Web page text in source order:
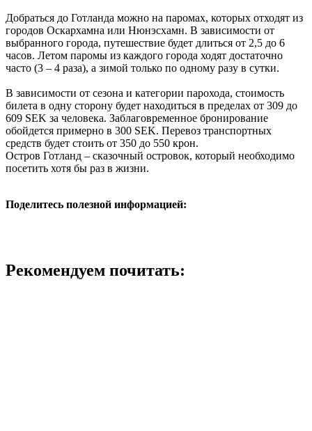
Добраться до Готланда можно на паромах, которых отходят из
городов Оскархамна или Нюнэсхамн. В зависимости от
выбранного города, путешествие будет длиться от 2,5 до 6
часов. Летом паромы из каждого города ходят достаточно
часто (3 – 4 раза), а зимой только по одному разу в сутки.
В зависимости от сезона и категории парохода, стоимость
билета в одну сторону будет находиться в пределах от 309 до
609 SEK за человека. Заблаговременное бронирование
обойдется примерно в 300 SEK. Перевоз транспортных
средств будет стоить от 350 до 550 крон.
Остров Готланд – сказочный островок, который необходимо
посетить хотя бы раз в жизни.
Поделитесь полезной информацией:
Рекомендуем почитать: